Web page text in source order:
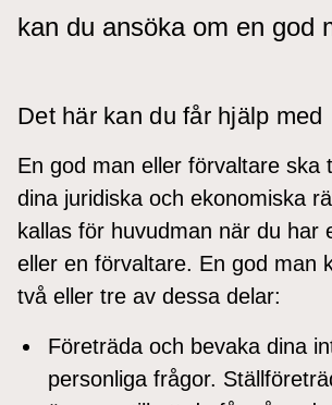
kan du ansöka om en god
Det här kan du får hjälp med
En god man eller förvaltare ska
dina juridiska och ekonomiska
kallas för huvudman när du har
eller en förvaltare. En god man
två eller tre av dessa delar:
Företräda och bevaka dina
personliga frågor.